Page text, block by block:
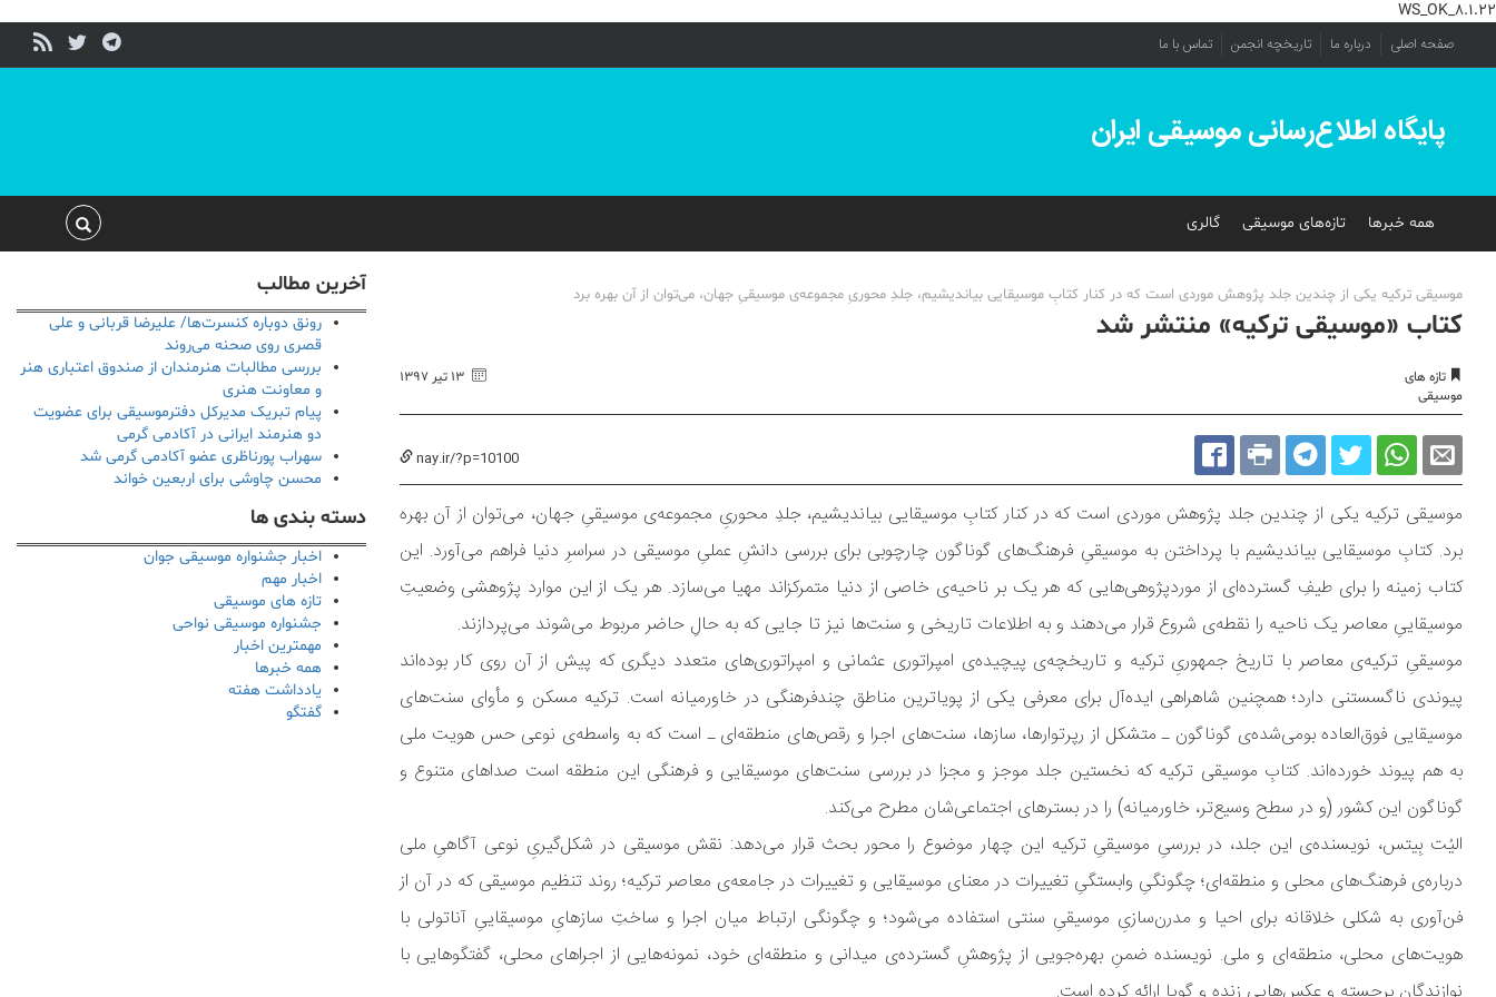
WS_OK_8.1.22
صفحه اصلی درباره ما تاریخچه انجمن تماس با ما
پایگاه اطلاع‌رسانی موسیقی ایران
همه خبرها تازه‌های موسیقی گالری
موسیقی ترکیه یکی از چندین جلد پژوهش موردی است که در کنار کتابِ موسیقایی بیاندیشیم، جلدِ محوریِ مجموعه‌ی موسیقیِ جهان، می‌توان از آن بهره برد
کتاب «موسیقی ترکیه» منتشر شد
تازه های
موسیقی
۱۳ تیر ۱۳۹۷
nay.ir/?p=10100
موسیقی ترکیه یکی از چندین جلد پژوهش موردی است که در کنار کتابِ موسیقایی بیاندیشیم، جلدِ محوریِ مجموعه‌ی موسیقیِ جهان، می‌توان از آن بهره
برد. کتابِ موسیقایی بیاندیشیم با پرداختن به موسیقیِ فرهنگ‌های گوناگون چارچوبی برای بررسی دانشِ عملیِ موسیقی در سراسرِ دنیا فراهم می‌آورد. این
کتاب زمینه را برای طیفِ گسترده‌ای از موردپژوهی‌هایی که هر یک بر ناحیه‌‌ی خاصی از دنیا متمرکز‌اند مهیا می‌سازد. هر یک از این موارد پژوهشی وضعیتِ
موسیقاییِ معاصر یک ناحیه را نقطه‌ی شروع قرار می‌دهند و به اطلاعات تاریخی و سنت‌ها نیز تا جایی که به حالِ حاضر مربوط می‌شوند می‌پردازند.
موسیقیِ ترکیه‌ی معاصر با تاریخ جمهوریِ ترکیه و تاریخچه‌ی پیچیده‌ی امپراتوری عثمانی و امپراتوری‌های متعدد دیگری که پیش از آن روی کار بوده‌اند
پیوندی ناگسستنی دارد؛ همچنین شاهراهی ایده‌آل برای معرفی یکی از پویاترین مناطق چندفرهنگی در خاورمیانه است. ترکیه مسکن و مأوای سنت‌های
موسیقایی فوق‌العاده بومی‌شده‌ی گوناگون ـ متشکل از رپرتوارها، سازها، سنت‌های اجرا و رقص‌های منطقه‌ای ـ است که به واسطه‌ی نوعی حس هویت ملی
به هم پیوند خورده‌اند. کتابِ موسیقی ترکیه که نخستین جلد موجز و مجزا در بررسی سنت‌های موسیقایی و فرهنگی این منطقه است صداهای متنوع و
گوناگون این کشور (و در سطح وسیع‌تر، خاورمیانه) را در بسترهای اجتماعی‌شان مطرح می‌کند.
الیُت بِیتس، نویسنده‌ی این جلد، در بررسیِ موسیقیِ ترکیه این چهار موضوع را محور بحث قرار می‌دهد: نقش موسیقی در شکل‌گیریِ نوعی آگاهیِ ملی
درباره‌ی فرهنگ‌های محلی و منطقه‌ای؛ چگونگیِ وابستگیِ تغییرات در معنای موسیقایی و تغییرات در جامعه‌ی معاصر ترکیه؛ روند تنظیم موسیقی که در آن از
فن‌آوری به شکلی خلاقانه برای احیا و مدرن‌سازیِ موسیقیِ سنتی استفاده می‌شود؛ و چگونگی ارتباط میان اجرا و ساختِ سازهایِ موسیقاییِ آناتولی با
هویت‌های محلی، منطقه‌ای و ملی. نویسنده ضمنِ بهره‌جویی از پژوهشِ گسترده‌ی میدانی و منطقه‌ای خود، نمونه‌هایی از اجراهای محلی، گفتگوهایی با
آخرین مطالب
رونق دوباره کنسرت‌ها/ علیرضا قربانی و علی
قصری روی صحنه می‌روند
بررسی مطالبات هنرمندان از صندوق اعتباری هنر
و معاونت هنری
پیام تبریک مدیرکل دفترموسیقی برای عضویت
دو هنرمند ایرانی در آکادمی گرمی
سهراب پورناظری عضو آکادمی گرمی شد
محسن چاوشی برای اربعین خواند
دسته بندی ها
اخبار جشنواره موسیقی جوان
اخبار مهم
تازه های موسیقی
جشنواره موسیقی نواحی
مهمترین اخبار
همه خبرها
یادداشت هفته
گفتگو